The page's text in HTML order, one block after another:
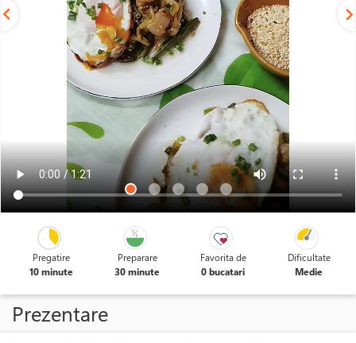
Pregatire
10 minute
Preparare
30 minute
Favorita de
0 bucatari
Dificultate
Medie
Prezentare